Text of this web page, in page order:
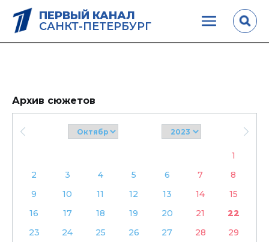
ПЕРВЫЙ КАНАЛ
САНКТ-ПЕТЕРБУРГ
Архив сюжетов
1
2
3 4 5 6 7
8
9
10 11 12 13 14
15
16
17 18 19 20 21
22
23
24 25 26 27 28
29